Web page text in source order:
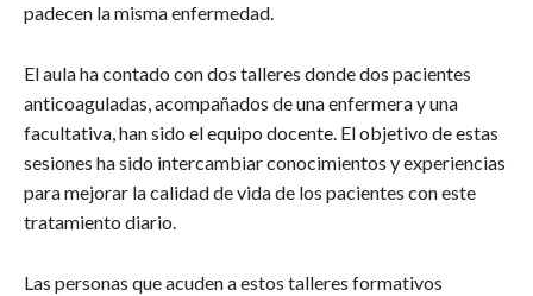
padecen la misma enfermedad.
El aula ha contado con dos talleres donde dos pacientes
anticoaguladas, acompañados de una enfermera y una
facultativa, han sido el equipo docente. El objetivo de estas
sesiones ha sido intercambiar conocimientos y experiencias
para mejorar la calidad de vida de los pacientes con este
tratamiento diario.
Las personas que acuden a estos talleres formativos